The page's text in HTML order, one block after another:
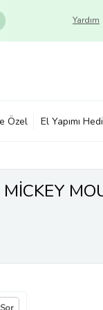
Yardım
Özel El Yapımı